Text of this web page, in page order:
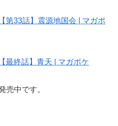
第33話】震源地国会 | マガポ
最終話】青天 | マガポケ
売中です。